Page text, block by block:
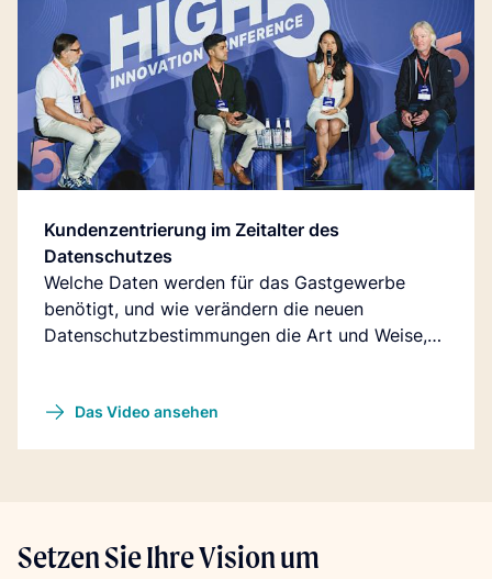
Kundenzentrierung im Zeitalter des
Datenschutzes
Welche Daten werden für das Gastgewerbe
benötigt, und wie verändern die neuen
Datenschutzbestimmungen die Art und Weise,
Das Video ansehen
Setzen Sie Ihre Vision um